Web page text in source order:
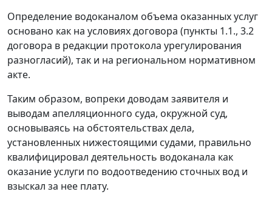
Определение водоканалом объема оказанных услуг
основано как на условиях договора (пункты 1.1., 3.2
договора в редакции протокола урегулирования
разногласий), так и на региональном нормативном
акте.
Таким образом, вопреки доводам заявителя и
выводам апелляционного суда, окружной суд,
основываясь на обстоятельствах дела,
установленных нижестоящими судами, правильно
квалифицировал деятельность водоканала как
оказание услуги по водоотведению сточных вод и
взыскал за нее плату.